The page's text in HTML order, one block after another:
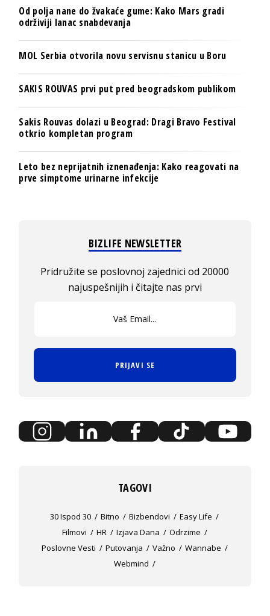
Od polja nane do žvakaće gume: Kako Mars gradi
održiviji lanac snabdevanja
MOL Serbia otvorila novu servisnu stanicu u Boru
SAKIS ROUVAS prvi put pred beogradskom publikom
Sakis Rouvas dolazi u Beograd: Dragi Bravo Festival
otkrio kompletan program
Leto bez neprijatnih iznenađenja: Kako reagovati na
prve simptome urinarne infekcije
BIZLIFE NEWSLETTER
Pridružite se poslovnoj zajednici od 20000
najuspešnijih i čitajte nas prvi
PRIJAVI SE
TAGOVI
30 Ispod 30 Bitno Bizbendovi
Easy Life
Filmovi
HR Izjava Dana
Odrzime
Poslovne Vesti
Putovanja Važno
Wannabe
Webmind